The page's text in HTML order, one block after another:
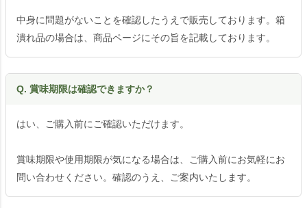
中身に問題がないことを確認したうえで販売しております。箱
潰れ品の場合は、商品ページにその旨を記載しております。
Q. 賞味期限は確認できますか？
はい、ご購入前にご確認いただけます。
賞味期限や使用期限が気になる場合は、ご購入前にお気軽にお
問い合わせください。確認のうえ、ご案内いたします。